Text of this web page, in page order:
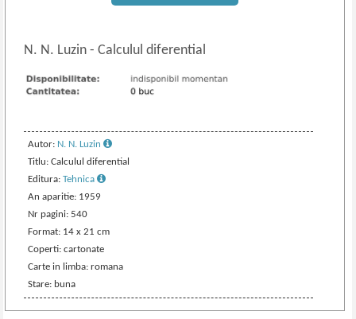
N. N. Luzin- Calculul diferential
Autor: N. N. Luzin
Titlu: Calculul diferential
Editura:Tehnica
An aparitie: 1959
Nr pagini: 540
Format: 14 x 21 cm
Coperti: cartonate
Carte in limba: romana
Stare: buna